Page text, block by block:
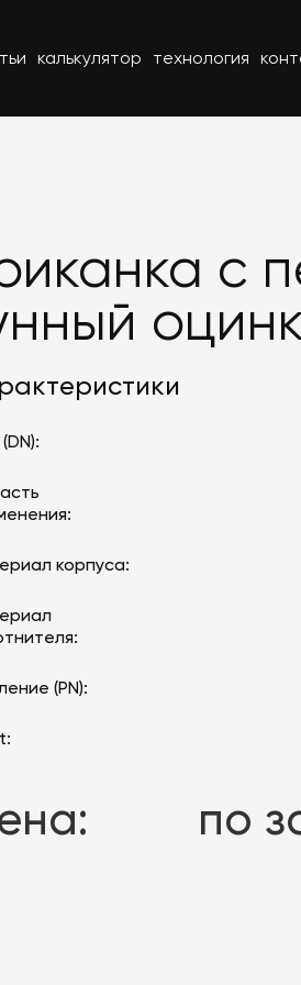
калькулятор технология
с
(PN):
корпуса:
по